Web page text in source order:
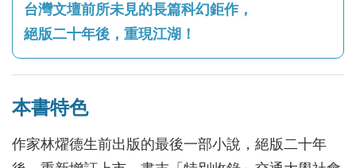
台灣文壇前所未見的長篇科幻鉅作，
絕版二十年後，重現江湖！
本書特色
作家林燿德生前出版的最後一部小說，絕版二十年